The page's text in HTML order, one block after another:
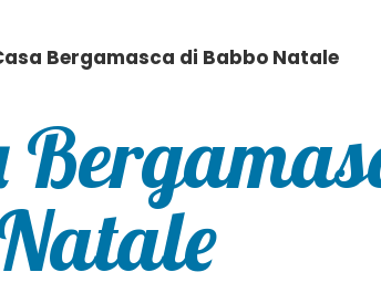
Bergamasca di Babbo Natale